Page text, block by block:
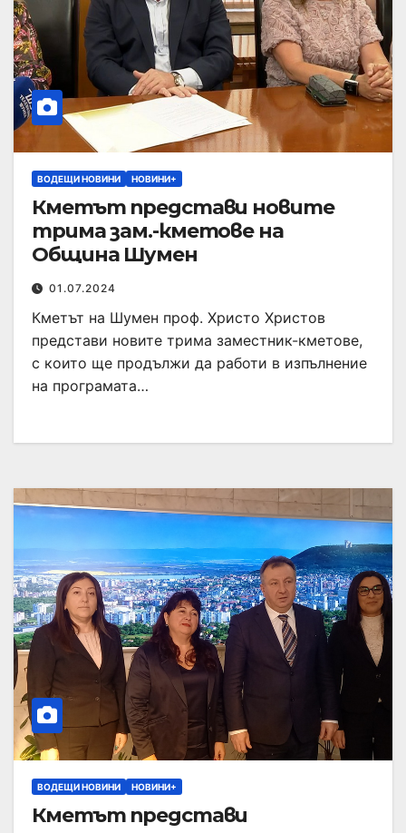
ВОДЕЩИ НОВИНИ НОВИНИ+
Кметът представи новите
трима зам.-кметове на
Община Шумен
01.07.2024
Кметът на Шумен проф. Христо Христов
представи новите трима заместник-кметове,
с които ще продължи да работи в изпълнение
на програмата…
ВОДЕЩИ НОВИНИ НОВИНИ+
Кметът представи